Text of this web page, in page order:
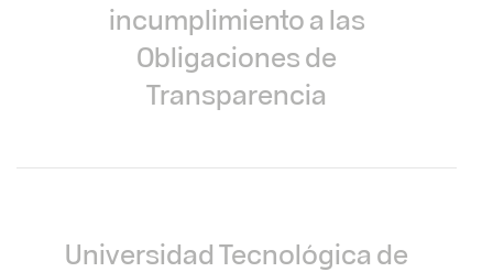
incumplimiento a las
Obligaciones de
Transparencia
Universidad Tecnológica de